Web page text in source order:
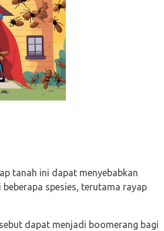
tanah ini dapat menyebabkan
spesies, terutama rayap
dapat menjadi boomerang bagi